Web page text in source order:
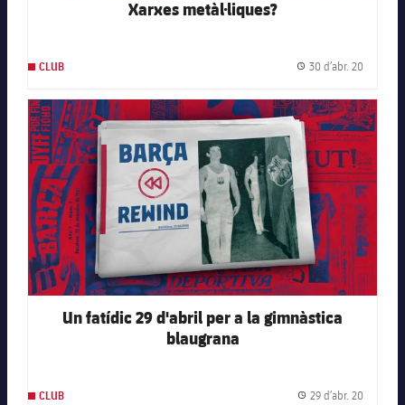
Xarxes metàl·liques?
CLUB Data de
30 d’abr. 20
FC Barcelona club badge
Un fatídic 29 d'abril per a la gimnàstica
blaugrana
CLUB Data de
29 d’abr. 20